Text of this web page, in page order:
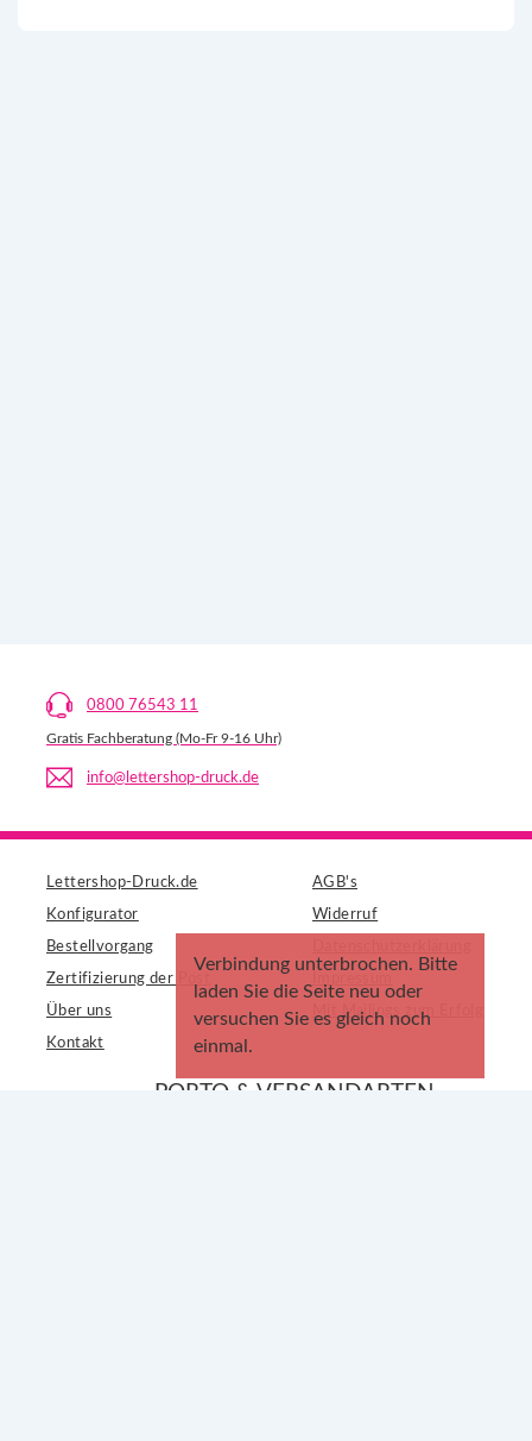
0800 76543 11
Gratis Fachberatung (Mo-Fr 9-16 Uhr)
info@lettershop-druck.de
Lettershop-Druck.de
Konfigurator
Bestellvorgang
Zertifizierung der Post
Über uns
Kontakt
AGB's
Widerruf
Mit Mailings zum Erfolg
PORTO & VERSANDARTEN
Verbindung unterbrochen. Bitte
laden Sie die Seite neu oder
versuchen Sie es gleich noch
einmal.